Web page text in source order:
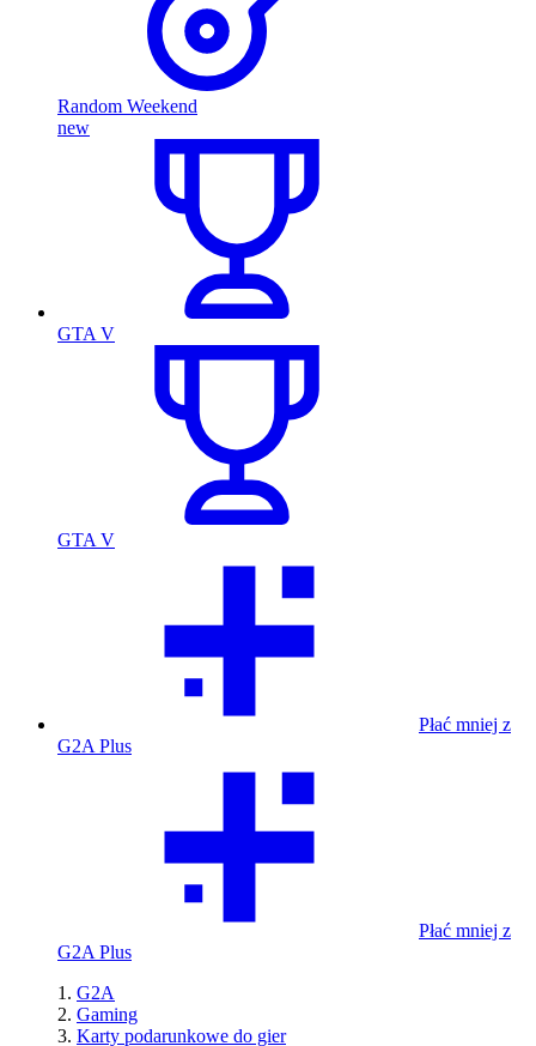
Random Weekend
new
GTA V
GTA V
Płać mniej z
G2A Plus
Płać mniej z
G2A Plus
G2A
Gaming
Karty podarunkowe do gier